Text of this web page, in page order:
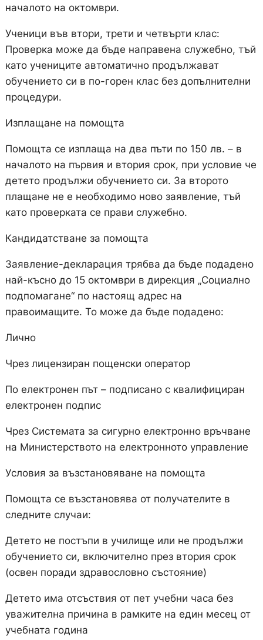
началото на октомври.
Ученици във втори, трети и четвърти клас:
Проверка може да бъде направена служебно, тъй
като учениците автоматично продължават
обучението си в по-горен клас без допълнителни
процедури.
Изплащане на помощта
Помощта се изплаща на два пъти по 150 лв. – в
началото на първия и втория срок, при условие че
детето продължи обучението си. За второто
плащане не е необходимо ново заявление, тъй
като проверката се прави служебно.
Кандидатстване за помощта
Заявление-декларация трябва да бъде подадено
най-късно до 15 октомври в дирекция „Социално
подпомагане“ по настоящ адрес на
правоимащите. То може да бъде подадено:
Лично
Чрез лицензиран пощенски оператор
По електронен път – подписано с квалифициран
електронен подпис
Чрез Системата за сигурно електронно връчване
на Министерството на електронното управление
Условия за възстановяване на помощта
Помощта се възстановява от получателите в
следните случаи:
Детето не постъпи в училище или не продължи
обучението си, включително през втория срок
(освен поради здравословно състояние)
Детето има отсъствия от пет учебни часа без
уважителна причина в рамките на един месец от
учебната година